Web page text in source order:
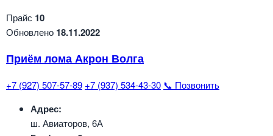
Прайс 10
Обновлено 18.11.2022
Приём лома Акрон Волга
+7 (927) 507-57-89 +7 (937) 534-43-30 📞 Позвонить
Адрес:
ш. Авиаторов, 6А